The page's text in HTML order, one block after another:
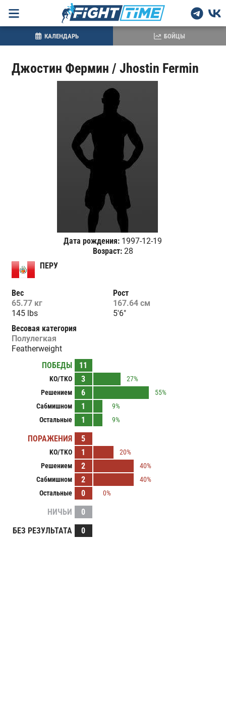
Джостин Фермин / Jhostin Fermin
Дата рождения: 1997-12-19
Возраст:28
ПЕРУ
Вес
65.77 кг
145 lbs
Рост
167.64 см
5'6"
Весовая категория
Полулегкая
Featherweight
ПОБЕДЫ
11
KO/TKO 3
27%
Решением
6
55%
Сабмишном
1
9%
Остальные
1 9%
ПОРАЖЕНИЯ 5
KO/TKO 1
20%
Решением
2
40%
Сабмишном
2
40%
Остальные
0 0%
НИЧЬИ
0
БЕЗ РЕЗУЛЬТАТА
0
КАЛЕНДАРЬ БОЙЦЫ